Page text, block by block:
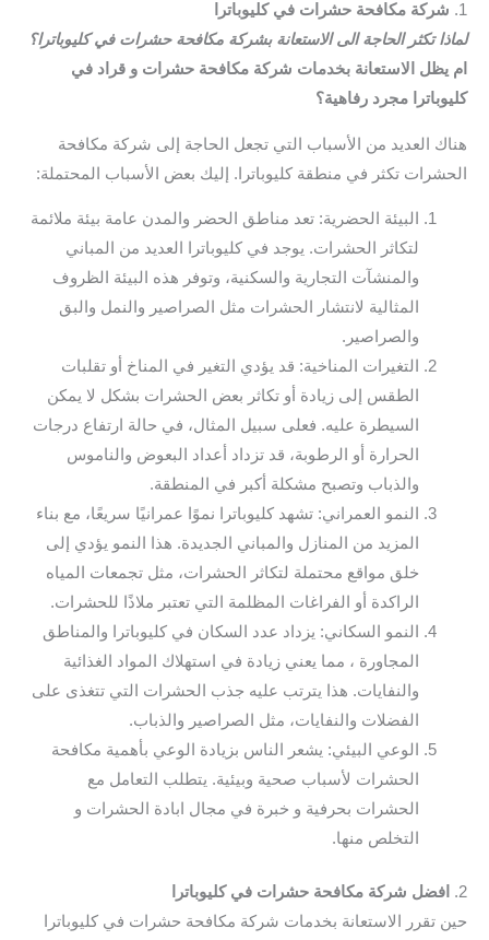
1.
شركة مكافحة حشرات في كليوباترا
لماذا تكثر الحاجة الى الاستعانة بشركة مكافحة حشرات في كليوباترا؟
ام يظل الاستعانة بخدمات شركة مكافحة حشرات و قراد في
كليوباترا مجرد رفاهية؟
هناك العديد من الأسباب التي تجعل الحاجة إلى شركة مكافحة
الحشرات تكثر في منطقة كليوباترا. إليك بعض الأسباب المحتملة:
البيئة الحضرية: تعد مناطق الحضر والمدن عامة بيئة ملائمة
لتكاثر الحشرات. يوجد في كليوباترا العديد من المباني
والمنشآت التجارية والسكنية، وتوفر هذه البيئة الظروف
المثالية لانتشار الحشرات مثل الصراصير والنمل والبق
والصراصير.
التغيرات المناخية: قد يؤدي التغير في المناخ أو تقلبات
الطقس إلى زيادة أو تكاثر بعض الحشرات بشكل لا يمكن
السيطرة عليه. فعلى سبيل المثال، في حالة ارتفاع درجات
الحرارة أو الرطوبة، قد تزداد أعداد البعوض والناموس
والذباب وتصبح مشكلة أكبر في المنطقة.
النمو العمراني: تشهد كليوباترا نموًا عمرانيًا سريعًا، مع بناء
المزيد من المنازل والمباني الجديدة. هذا النمو يؤدي إلى
خلق مواقع محتملة لتكاثر الحشرات، مثل تجمعات المياه
الراكدة أو الفراغات المظلمة التي تعتبر ملاذًا للحشرات.
النمو السكاني: يزداد عدد السكان في كليوباترا والمناطق
المجاورة ، مما يعني زيادة في استهلاك المواد الغذائية
والنفايات. هذا يترتب عليه جذب الحشرات التي تتغذى على
الفضلات والنفايات، مثل الصراصير والذباب.
الوعي البيئي: يشعر الناس بزيادة الوعي بأهمية مكافحة
الحشرات لأسباب صحية وبيئية. يتطلب التعامل مع
الحشرات بحرفية و خبرة في مجال ابادة الحشرات و
التخلص منها.
2.
افضل شركة مكافحة حشرات في كليوباترا
حين تقرر الاستعانة بخدمات شركة مكافحة حشرات في كليوباترا